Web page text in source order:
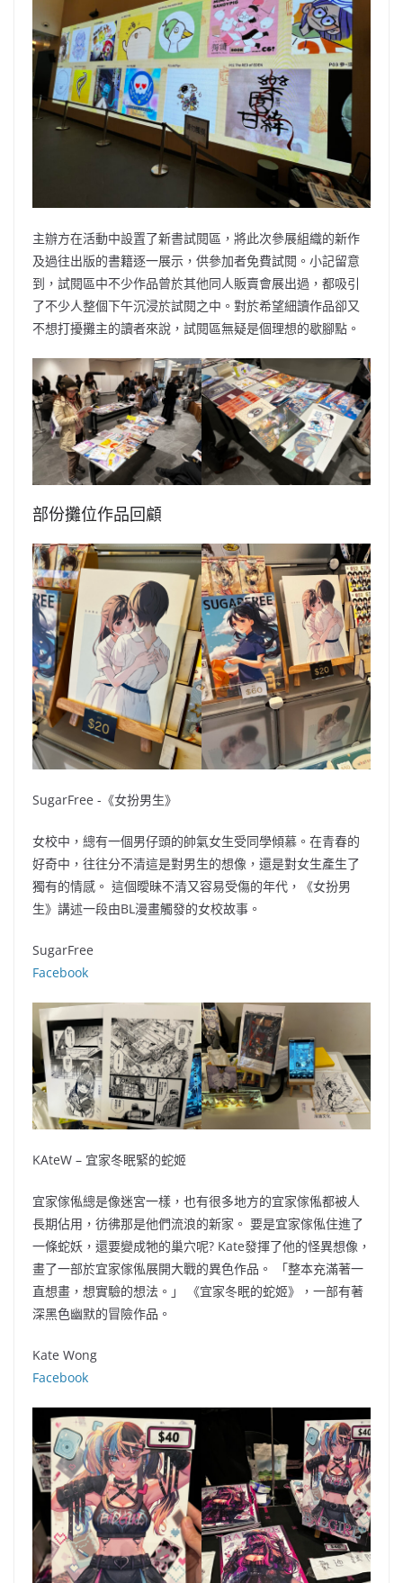
主辦方在活動中設置了新書試閱區，將此次參展組織的新作
及過往出版的書籍逐一展示，供參加者免費試閱。小記留意
到，試閱區中不少作品曾於其他同人販賣會展出過，都吸引
了不少人整個下午沉浸於試閱之中。對於希望細讀作品卻又
不想打擾攤主的讀者來說，試閱區無疑是個理想的歇腳點。
部份攤位作品回顧
SugarFree -《女扮男生》
女校中，總有一個男仔頭的帥氣女生受同學傾慕。在青春的
好奇中，往往分不清這是對男生的想像，還是對女生產生了
獨有的情感。 這個曖昧不清又容易受傷的年代，《女扮男
生》講述一段由BL漫畫觸發的女校故事。
SugarFree
Facebook
KAteW – 宜家冬眠緊的蛇姬
宜家傢俬總是像迷宮一樣，也有很多地方的宜家傢俬都被人
長期佔用，彷彿那是他們流浪的新家。 要是宜家傢俬住進了
一條蛇妖，還要變成牠的巢穴呢? Kate發揮了他的怪異想像，
畫了一部於宜家傢俬展開大戰的異色作品。 「整本充滿著一
直想畫，想實驗的想法。」 《宜家冬眠的蛇姬》，一部有著
深黑色幽默的冒險作品。
Kate Wong
Facebook